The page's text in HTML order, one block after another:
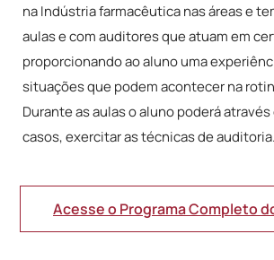
na Indústria farmacêutica nas áreas e
aulas e com auditores que atuam em
proporcionando ao aluno uma
situações que podem acontecer na
Durante as aulas o aluno poderá
casos, exercitar as técnicas de auditoria.
Acesse o Programa Completo